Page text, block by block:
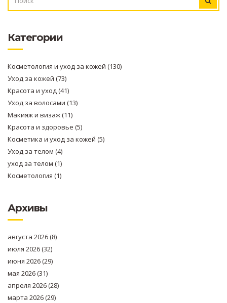
Категории
Косметология и уход за кожей (130)
Уход за кожей (73)
Красота и уход(41)
Уход за волосами (13)
Макияж и визаж(11)
Красота и здоровье (5)
Косметика и уход за кожей (5)
Уход за телом (4)
уход за телом (1)
Косметология (1)
Архивы
августа 2026(8)
июля 2026(32)
июня 2026(29)
мая 2026(31)
апреля 2026(28)
марта 2026(29)